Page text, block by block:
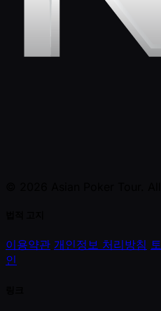
이용약관 개인정보 처리방침
인